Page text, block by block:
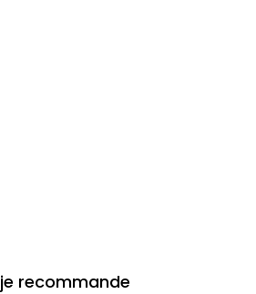
recommande